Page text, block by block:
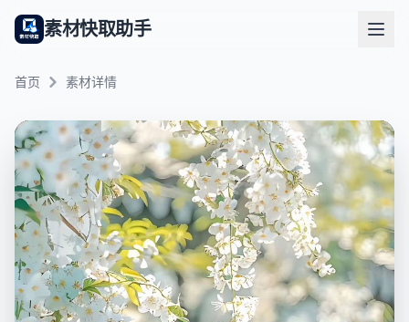
素材快取助手
首页 素材详情